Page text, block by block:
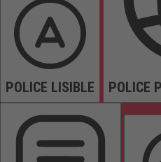
POLICE LISIBLE POLICE